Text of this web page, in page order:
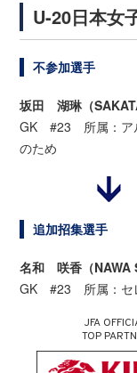
U-20日本女
不参加選手
坂田 湖琳（
GK #23 所属：ア
のため
追加招集選手
名和 咲香（NAWA
GK #23 所属：セ
JFA
TOP